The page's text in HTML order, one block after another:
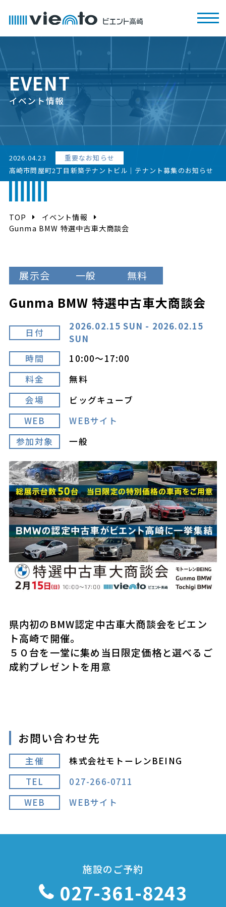
EVENT
イベント情報
2026.04.23
重要なお知らせ
高崎市問屋町2丁目新築テナントビル｜テナント募集のお知らせ
TOP
イベント情報
Gunma BMW 特選中古車大商談会
展示会 一般 無料
Gunma BMW 特選中古車大商談会
日付
2026.02.15 SUN - 2026.02.15
SUN
時間
10:00～17:00
料金
無料
会場
ビッグキューブ
WEB
WEBサイト
参加対象
一般
県内初のBMW認定中古車大商談会をビエン
ト高崎で開催。
５０台を一堂に集め当日限定価格と選べるご
成約プレゼントを用意
お問い合わせ先
主催
株式会社モトーレンBEING
TEL
027-266-0711
WEB
WEBサイト
施設のご予約
027-361-8243